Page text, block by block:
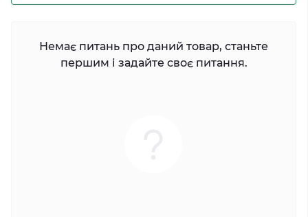
Немає питань про даний товар, станьте
першим і задайте своє питання.